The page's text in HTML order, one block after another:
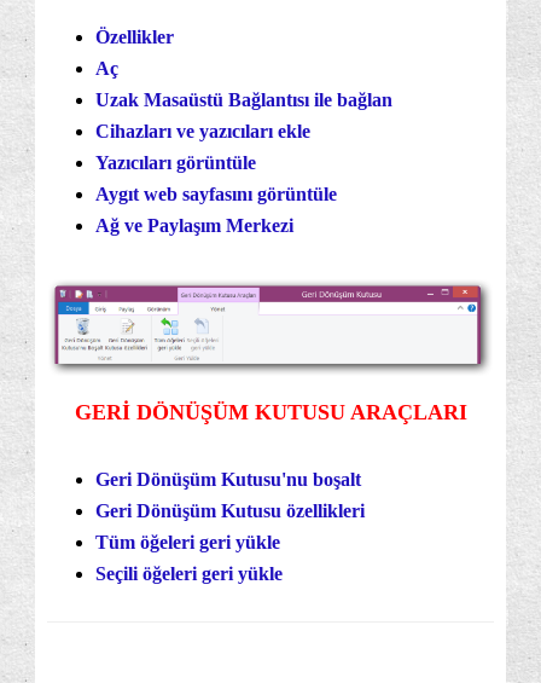
Özellikler
Aç
Uzak Masaüstü Bağlantısı ile bağlan
Cihazları ve yazıcıları ekle
Yazıcıları görüntüle
Aygıt web sayfasını görüntüle
Ağ ve Paylaşım Merkezi
GERİ DÖNÜŞÜM KUTUSU ARAÇLARI
Geri Dönüşüm Kutusu'nu boşalt
Geri Dönüşüm Kutusu özellikleri
Tüm öğeleri geri yükle
Seçili öğeleri geri yükle